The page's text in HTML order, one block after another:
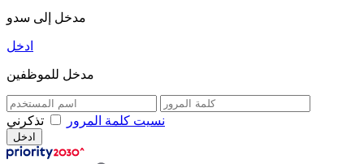
مدخل إلى سدو
ادخل
مدخل للموظفين
نسيت كلمة المرور تذكرني